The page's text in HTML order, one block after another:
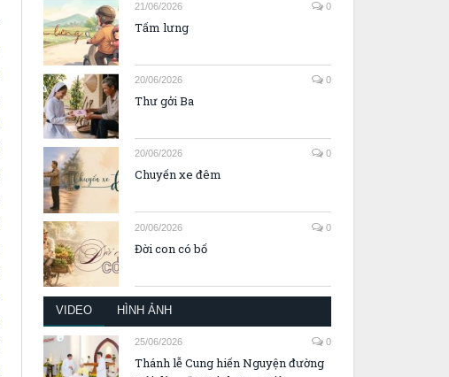
21/06/2026 0
Tấm lưng
20/06/2026 0
Thư gởi Ba
20/06/2026 0
Chuyến xe đêm
20/06/2026 0
Đời con có bố
VIDEO HÌNH ẢNH
25/06/2026 0
Thánh lễ Cung hiến Nguyện đường